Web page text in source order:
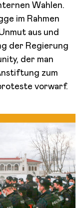
Wahlen.
im Rahmen
aus und
der Regierung
der man
zum
vorwarf.